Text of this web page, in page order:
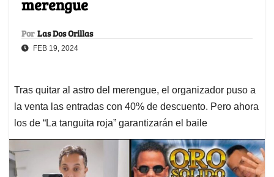
merengue
Por Las Dos Orillas
FEB 19, 2024
Tras quitar al astro del merengue, el organizador puso a
la venta las entradas con 40% de descuento. Pero ahora
los de “La tanguita roja” garantizarán el baile